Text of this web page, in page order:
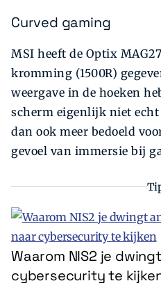
Curved gaming
MSI heeft­ de Optix
kromming (1500R)
weergave in de hoeken
scherm eigenlijk niet
dan ook meer bedoeld
gevoel van immersie bij
Waarom NIS2 je
cybersecurity te